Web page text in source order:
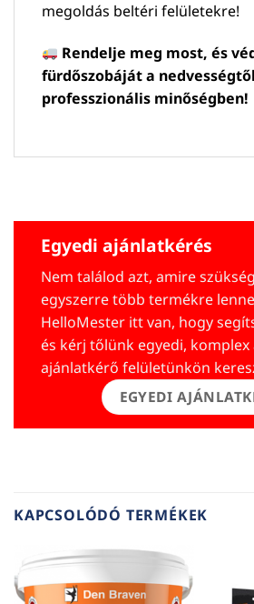
megoldás beltéri felületekre!
Rendelje meg most, és
fürdőszobáját a nedvességtől
professzionális minőségben!
Egyedi ajánlatkérés
Nem találod azt, amire
egyszerre több termékre
HelloMester itt van, hogy
és kérj tőlünk egyedi, komplex
ajánlatkérő felületünkön
EGYEDI
KAPCSOLÓDÓ TERMÉKEK